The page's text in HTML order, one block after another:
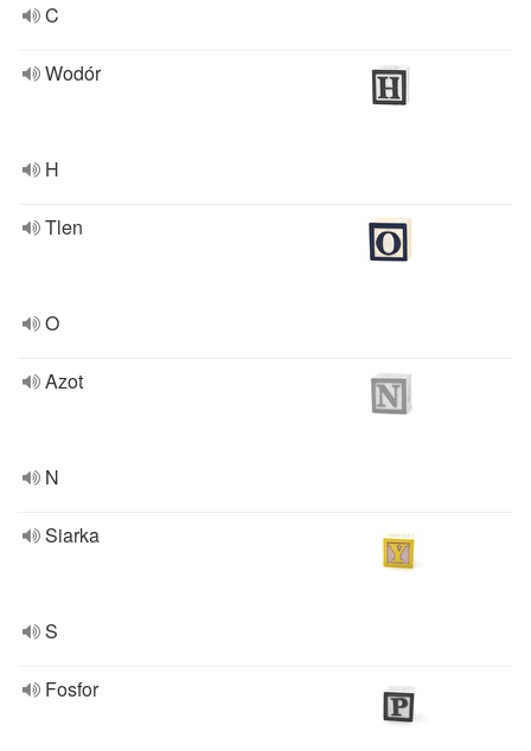
C
Wodór
H
Tlen
O
Azot
N
Siarka
S
Fosfor